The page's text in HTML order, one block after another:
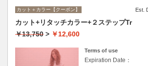
カット＋カラー【クーポン】 Est.
カット+リタッチカラー+２ステップTr
￥13,750 > ￥12,600
Terms of use
Expiration Date：